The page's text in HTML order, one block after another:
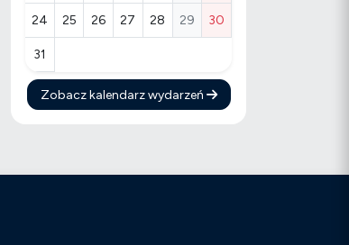
24 25 26 27 28 29 30
31
Zobacz kalendarz wydarzeń